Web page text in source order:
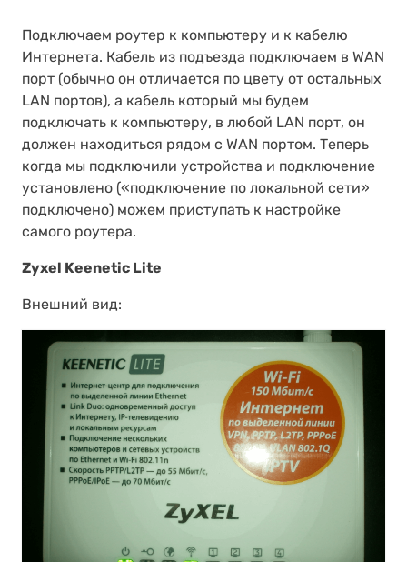
Подключаем роутер к компьютеру и к кабелю
Интернета. Кабель из подъезда подключаем в WAN
порт (обычно он отличается по цвету от остальных
LAN портов), а кабель который мы будем
подключать к компьютеру, в любой LAN порт, он
должен находиться рядом с WAN портом. Теперь
когда мы подключили устройства и подключение
установлено («подключение по локальной сети»
подключено) можем приступать к настройке
самого роутера.
Zyxel Keenetic Lite
Внешний вид: